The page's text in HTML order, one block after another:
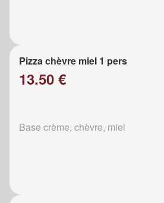
Pizza chèvre miel 1 pers
13.50 €
Base crème, chèvre, miel